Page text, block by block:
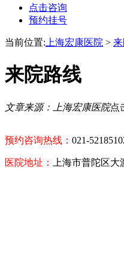
点击咨询
预约挂号
当前位置: 上海宏康医院 >
来院路线
文章来源：上海宏康医院点
预约咨询热线： 021-
医院地址： 上海市普陀区大